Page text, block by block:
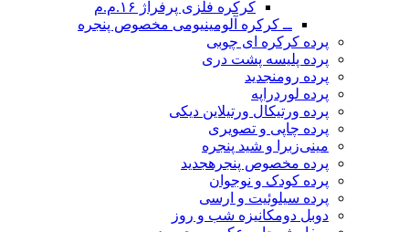
کرکره فلزی پرفراژ ۱۶.م.م
ــ کرکره آلومینیومی مخصوص پنجره
پرده کرکره ای چوبی
پرده پلیسه پشت دری
پرده رومنجدید
پرده لوردراپه
پرده ورتیکال ورتیلاین دیکی
پرده چاپی و تصویری
مینی‌زبرا و شید پنجره
پرده مخصوص پنجرهجدید
پرده کودک و نوجوان
پرده سیلوئیت و ارسی
دوبل دومکانیزه شب و روز